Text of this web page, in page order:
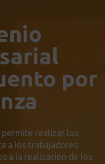
por
permite realizar los
a los trabajadores
a la realización de los